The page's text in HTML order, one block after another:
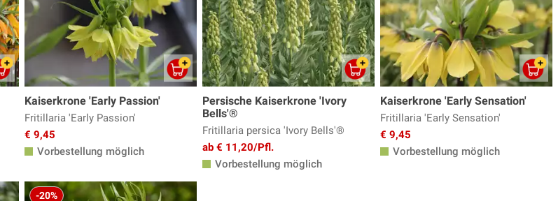
Kaiserkrone 'Early Passion'
Fritillaria 'Early Passion'
€ 9,45
Vorbestellung möglich
Persische Kaiserkrone 'Ivory
Bells'®
Fritillaria persica 'Ivory Bells'®
ab € 11,20/Pfl.
Vorbestellung möglich
Kaiserkrone 'Early Sensation'
Fritillaria 'Early Sensation'
€ 9,45
Vorbestellung möglich
-20%